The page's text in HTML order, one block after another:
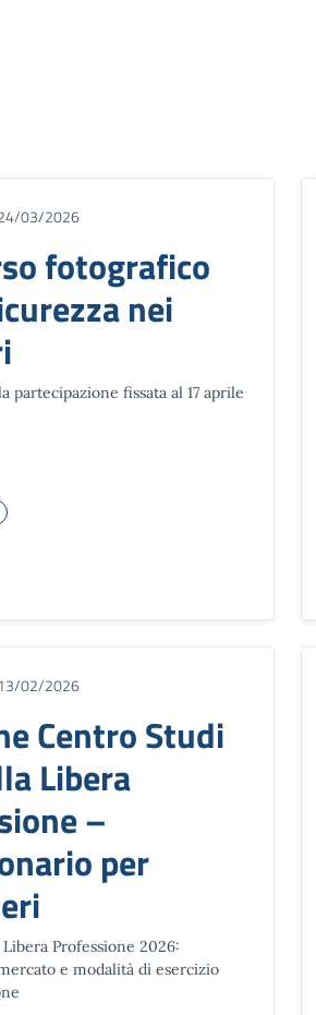
03/2026
fotografico
nei
partecipazione fissata al 17 aprile
02/2026
Centro Studi
Libera
–
per
Professione 2026:
e modalità di esercizio